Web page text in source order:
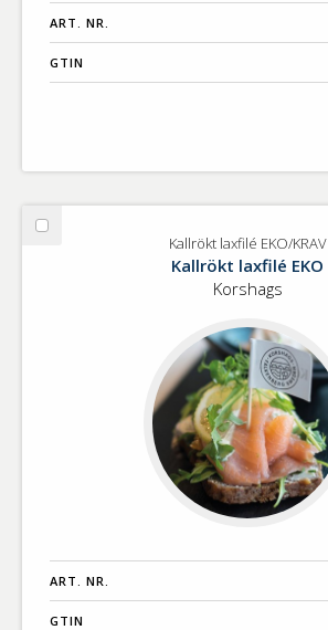
ART. NR.
GTIN
Välj
Kallrökt laxfilé EKO/KRAV
Kallrökt laxfilé EKO
Korshags
ART. NR.
GTIN